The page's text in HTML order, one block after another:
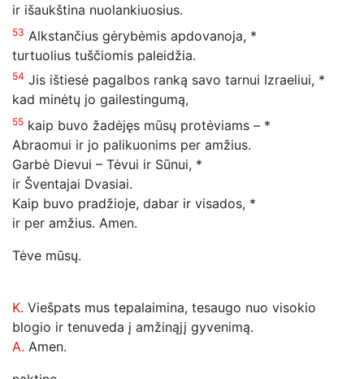
ir išaukština nuolankiuosius.
53 Alkstančius gėrybėmis apdovanoja, *
turtuolius tuščiomis paleidžia.
54 Jis ištiesė pagalbos ranką savo tarnui Izraeliui, *
kad minėtų jo gailestingumą,
55 kaip buvo žadėjęs mūsų protėviams – *
Abraomui ir jo palikuonims per amžius.
Garbė Dievui – Tėvui ir Sūnui, *
ir Šventajai Dvasiai.
Kaip buvo pradžioje, dabar ir visados, *
ir per amžius. Amen.
Tėve mūsų.
K. Viešpats mus tepalaimina, tesaugo nuo visokio
blogio ir tenuveda į amžinąjį gyvenimą.
A. Amen.